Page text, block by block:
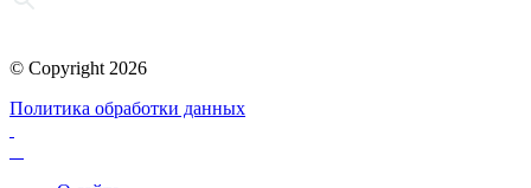
© Copyright 2026
Политика обработки данных